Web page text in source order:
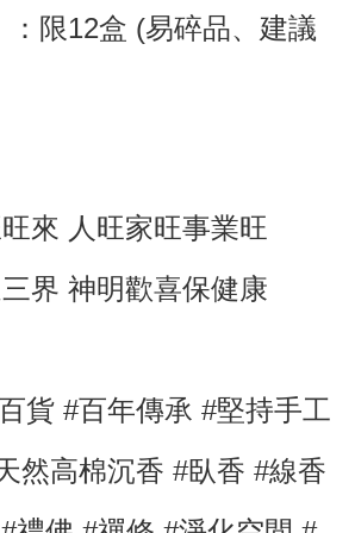
：限12盒 (易碎品、建議
來 人旺家旺事業旺
界 神明歡喜保健康
貨 #百年傳承 #堅持手工
然高棉沉香 #臥香 #線香